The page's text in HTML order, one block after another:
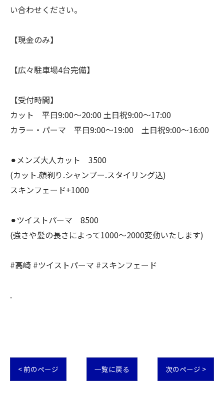
い合わせください。
【現金のみ】
【広々駐車場4台完備】
【受付時間】
カット 平日9:00〜20:00 土日祝9:00〜17:00
カラー・パーマ 平日9:00〜19:00 土日祝9:00〜16:00
⚫︎メンズ大人カット 3500
(カット.顔剃り.シャンプー.スタイリング込)
スキンフェード+1000
⚫︎ツイストパーマ 8500
(強さや髪の長さによって1000〜2000変動いたします)
#高崎 #ツイストパーマ #スキンフェード
.
< 前のページ 一覧に戻る 次のページ >